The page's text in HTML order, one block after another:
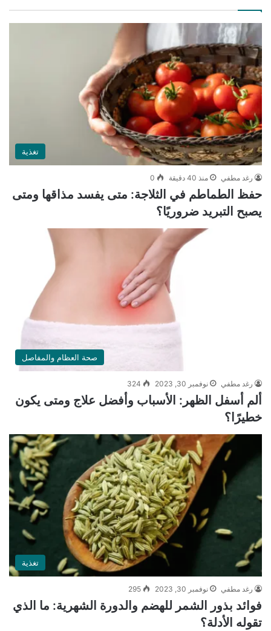
تغذية
رغد مطفي منذ 40 دقيقة 0
حفظ الطماطم في الثلاجة: متى يفسد مذاقها ومتى
يصبح التبريد ضروريًا؟
صحة العظام والمفاصل
رغد مطفي نوفمبر 30, 2023 324
ألم أسفل الظهر: الأسباب وأفضل علاج ومتى يكون
خطيرًا؟
تغذية
رغد مطفي نوفمبر 30, 2023 295
فوائد بذور الشمر للهضم والدورة الشهرية: ما الذي
تقوله الأدلة؟